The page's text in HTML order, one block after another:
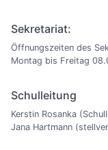
Sekretariat:
Öffnungszeiten des
Montag bis Freitag
Schulleitung
Kerstin Rosanka
Jana Hartmann